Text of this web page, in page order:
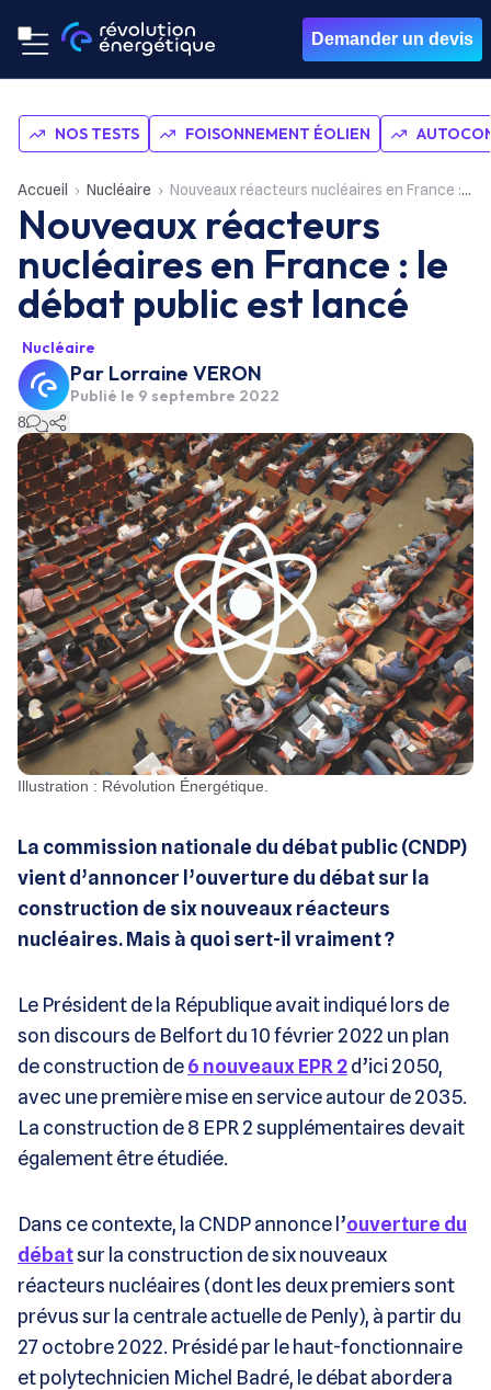
Demander un devis
NOS TESTS FOISONNEMENT ÉOLIEN
Accueil Nucléaire Nouveaux réacteurs nucléaires en France : le débat public est lancé
Nouveaux réacteurs
nucléaires en France : le
débat public est lancé
Nucléaire
Par Lorraine VERON
Publié le 9 septembre 2022
8
Illustration : Révolution Énergétique.
La commission nationale du débat public (CNDP)
vient d’annoncer l’ouverture du débat sur la
construction de six nouveaux réacteurs
nucléaires. Mais à quoi sert-il vraiment ?
Le Président de la République avait indiqué lors de
son discours de Belfort du 10 février 2022 un plan
de construction de6 nouveaux EPR 2d’ici 2050,
avec une première mise en service autour de 2035.
La construction de 8 EPR 2 supplémentaires devait
également être étudiée.
Dans ce contexte, la CNDP annonce l’ouverture du
débatsur la construction de six nouveaux
réacteurs nucléaires (dont les deux premiers sont
prévus sur la centrale actuelle de Penly), à partir du
27 octobre 2022. Présidé par le haut-fonctionnaire
et polytechnicien Michel Badré, le débat abordera